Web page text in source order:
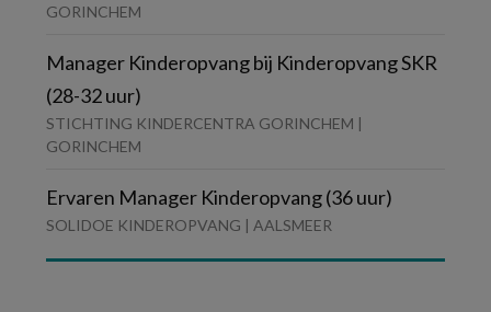
GORINCHEM
Manager Kinderopvang bij Kinderopvang SKR
(28-32 uur)
STICHTING KINDERCENTRA GORINCHEM |
GORINCHEM
Ervaren Manager Kinderopvang (36 uur)
SOLIDOE KINDEROPVANG | AALSMEER